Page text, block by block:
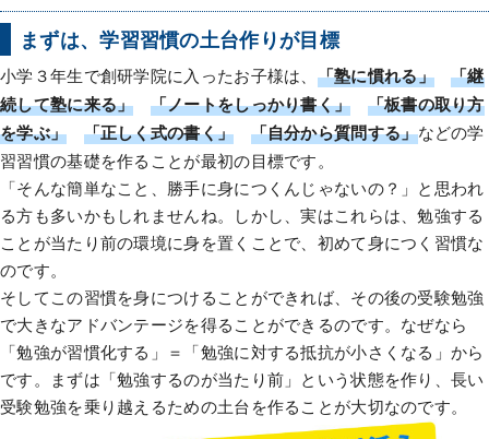
まずは、学習習慣の土台作りが目標
小学３年生で創研学院に入ったお子様は、 「塾に慣れる」
「継
続して塾に来る」
「ノートをしっかり書く」
「板書の取り方
を学ぶ」
「正しく式の書く」 「自分から質問する」などの学
習習慣の基礎を作ることが最初の目標です。
「そんな簡単なこと、勝手に身につくんじゃないの？」と思われ
る方も多いかもしれませんね。しかし、実はこれらは、勉強する
ことが当たり前の環境に身を置くことで、初めて身につく習慣な
のです。
そしてこの習慣を身につけることができれば、その後の受験勉強
で大きなアドバンテージを得ることができるのです。なぜなら
「勉強が習慣化する」＝「勉強に対する抵抗が小さくなる」から
です。まずは「勉強するのが当たり前」という状態を作り、長い
受験勉強を乗り越えるための土台を作ることが大切なのです。